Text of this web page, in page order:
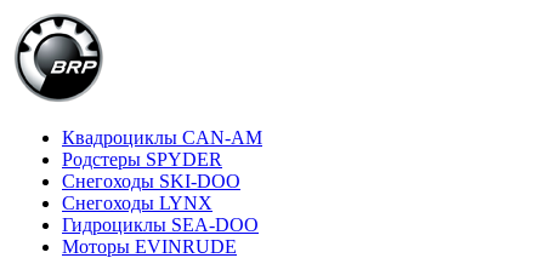
Квадроциклы CAN-AM
Родстеры SPYDER
Снегоходы SKI-DOO
Снегоходы LYNX
Гидроциклы SEA-DOO
Моторы EVINRUDE